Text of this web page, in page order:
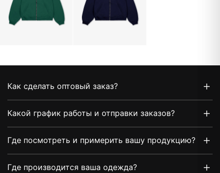
Как сделать оптовый заказ?
Какой график работы и отправки заказов?
Где посмотреть и примерить вашу продукцию?
Где производится ваша одежда?